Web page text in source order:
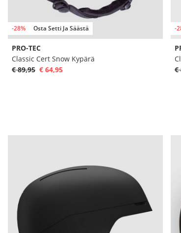
-28% Osta Setti Ja Säästä
PRO-TEC
Classic Cert Snow Kypärä
€ 89,95 € 64,95
-
€